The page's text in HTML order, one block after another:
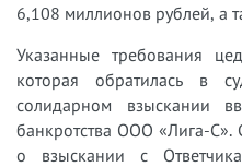
6,108 миллионов рублей, а
Указанные требования
которая обратилась в
солидарном взыскании
банкротства ООО «Лига-С».
о взыскании с